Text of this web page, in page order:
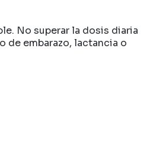
No superar la dosis diaria
de embarazo, lactancia o